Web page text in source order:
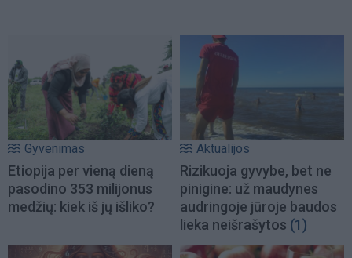
Gyvenimas
Etiopija per vieną dieną
pasodino 353 milijonus
medžių: kiek iš jų išliko?
Aktualijos
Rizikuoja gyvybe, bet ne
pinigine: už maudynes
audringoje jūroje baudos
lieka neišrašytos (1)